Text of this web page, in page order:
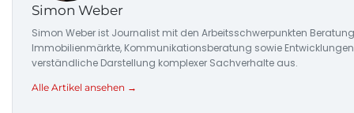
Simon Weber
Simon Weber ist Journalist mit den Arbeitsschwerpunkten
Immobilienmärkte, Kommunikationsberatung sowie
verständliche Darstellung komplexer Sachverhalte aus.
Alle Artikel ansehen →